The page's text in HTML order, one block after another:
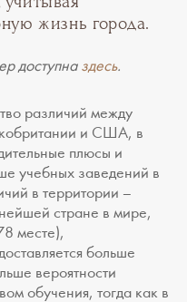
жизнь города.
доступна здесь.
различий между
и США, в
плюсы и
учебных заведений в
в территории –
стране в мире,
месте),
больше
вероятности
обучения, тогда как в